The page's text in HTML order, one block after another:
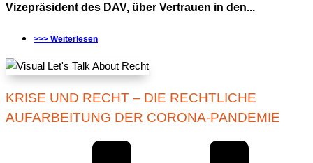
Vizepräsident des DAV, über Vertrauen in den...
>>> Weiterlesen
KRISE UND RECHT – DIE RECHTLICHE
AUFARBEITUNG DER CORONA-PANDEMIE